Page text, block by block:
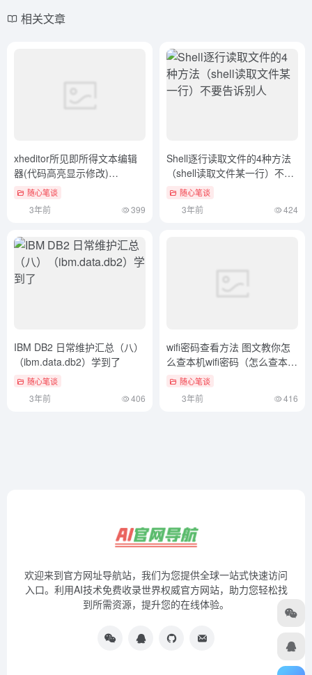
相关文章
xheditor所见即所得文本编辑
器(代码高亮显示修改)
（xheduwifi）难以置信
随心笔谈
3年前 399
Shell逐行读取文件的4种方法
（shell读取文件某一行）不要
告诉别人
随心笔谈
3年前 424
IBM DB2 日常维护汇总（八）
（ibm.data.db2）学到了
随心笔谈
3年前 406
wifi密码查看方法 图文教你怎
么查本机wifi密码（怎么查本机
wi-fi密码）没想到
随心笔谈
3年前 416
欢迎来到官方网址导航站，我们为您提供全球一站式快速访问
入口。利用AI技术免费收录世界权威官方网站，助力您轻松找
到所需资源，提升您的在线体验。